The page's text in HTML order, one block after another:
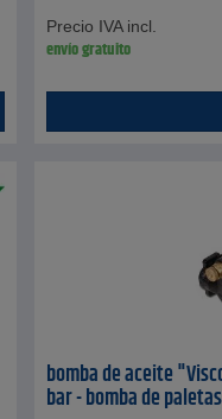
Precio IVA incl.
envío gratuito
bomba de aceite
bar - bomba de paletas